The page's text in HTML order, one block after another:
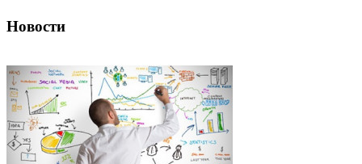
Новости